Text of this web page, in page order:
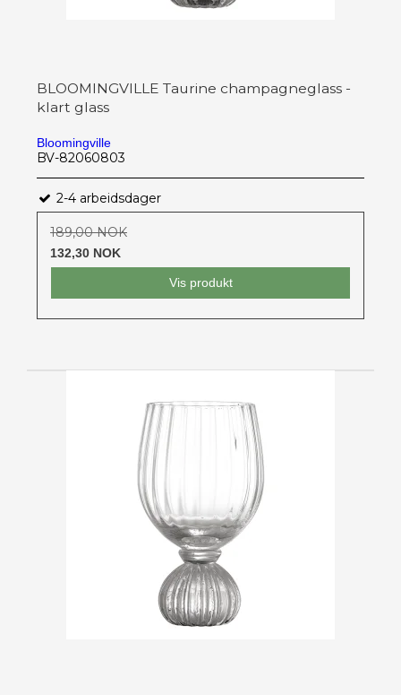
BLOOMINGVILLE Taurine champagneglass -
klart glass
Bloomingville
BV-82060803
2-4 arbeidsdager
189,00 NOK
132,30 NOK
Vis produkt